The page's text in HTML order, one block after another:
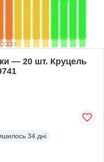
— 20 шт. Круцель
34 дні